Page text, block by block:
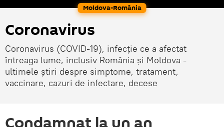
Moldova-România
Coronavirus
Coronavirus (COVID-19), infecție ce a afectat
întreaga lume, inclusiv România și Moldova -
ultimele știri despre simptome, tratament,
vaccinare, cazuri de infectare, decese